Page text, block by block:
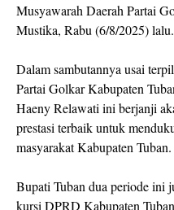
Musyawarah Daerah Partai
Mustika, Rabu (6/8/2025) lalu.
Dalam sambutannya usai
Partai Golkar Kabupaten
Haeny Relawati ini berjanji
prestasi terbaik untuk
masyarakat Kabupaten Tuban.
Bupati Tuban dua periode ini
kursi DPRD Kabupaten